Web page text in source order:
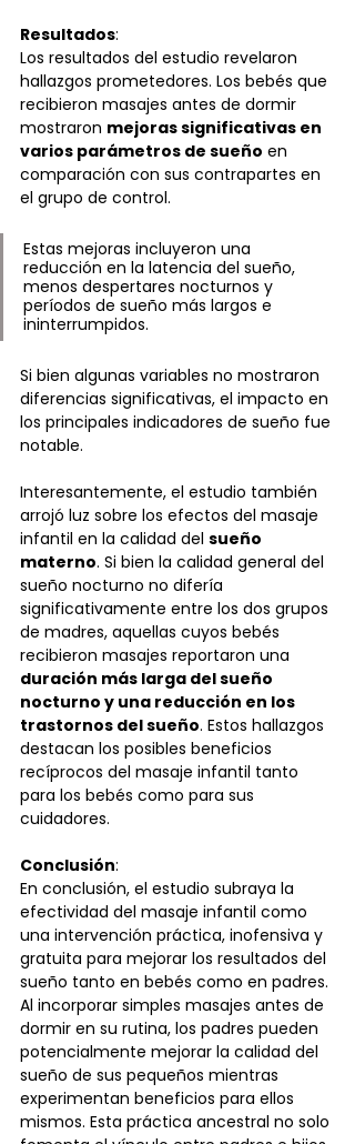
Resultados:
Los resultados del estudio revelaron
hallazgos prometedores. Los bebés que
recibieron masajes antes de dormir
mostraron mejoras significativas en
varios parámetros de sueño en
comparación con sus contrapartes en
el grupo de control.
Estas mejoras incluyeron una
reducción en la latencia del sueño,
menos despertares nocturnos y
períodos de sueño más largos e
ininterrumpidos.
Si bien algunas variables no mostraron
diferencias significativas, el impacto en
los principales indicadores de sueño fue
notable.
Interesantemente, el estudio también
arrojó luz sobre los efectos del masaje
infantil en la calidad del sueño
materno. Si bien la calidad general del
sueño nocturno no difería
significativamente entre los dos grupos
de madres, aquellas cuyos bebés
recibieron masajes reportaron una
duración más larga del sueño
nocturno y una reducción en los
trastornos del sueño. Estos hallazgos
destacan los posibles beneficios
recíprocos del masaje infantil tanto
para los bebés como para sus
cuidadores.
Conclusión:
En conclusión, el estudio subraya la
efectividad del masaje infantil como
una intervención práctica, inofensiva y
gratuita para mejorar los resultados del
sueño tanto en bebés como en padres.
Al incorporar simples masajes antes de
dormir en su rutina, los padres pueden
potencialmente mejorar la calidad del
sueño de sus pequeños mientras
experimentan beneficios para ellos
mismos. Esta práctica ancestral no solo